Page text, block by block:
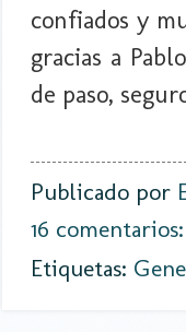
confiados y
gracias a
de paso,
Publicado por
16
Etiquetas: